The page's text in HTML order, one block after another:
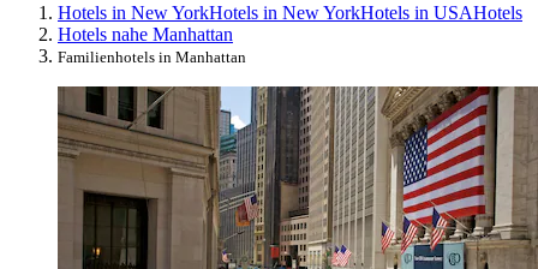
Hotels in New YorkHotels in New YorkHotels in USAHotels
Hotels nahe Manhattan
Familienhotels in Manhattan